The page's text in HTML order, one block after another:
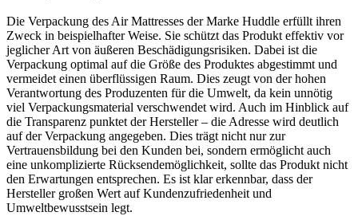
Die Verpackung des Air Mattresses der Marke Huddle erfüllt ihren
Zweck in beispielhafter Weise. Sie schützt das Produkt effektiv vor
jeglicher Art von äußeren Beschädigungsrisiken. Dabei ist die
Verpackung optimal auf die Größe des Produktes abgestimmt und
vermeidet einen überflüssigen Raum. Dies zeugt von der hohen
Verantwortung des Produzenten für die Umwelt, da kein unnötig
viel Verpackungsmaterial verschwendet wird. Auch im Hinblick auf
die Transparenz punktet der Hersteller – die Adresse wird deutlich
auf der Verpackung angegeben. Dies trägt nicht nur zur
Vertrauensbildung bei den Kunden bei, sondern ermöglicht auch
eine unkomplizierte Rücksendemöglichkeit, sollte das Produkt nicht
den Erwartungen entsprechen. Es ist klar erkennbar, dass der
Hersteller großen Wert auf Kundenzufriedenheit und
Umweltbewusstsein legt.